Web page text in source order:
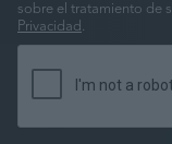
sobre el tratamiento de
Privacidad